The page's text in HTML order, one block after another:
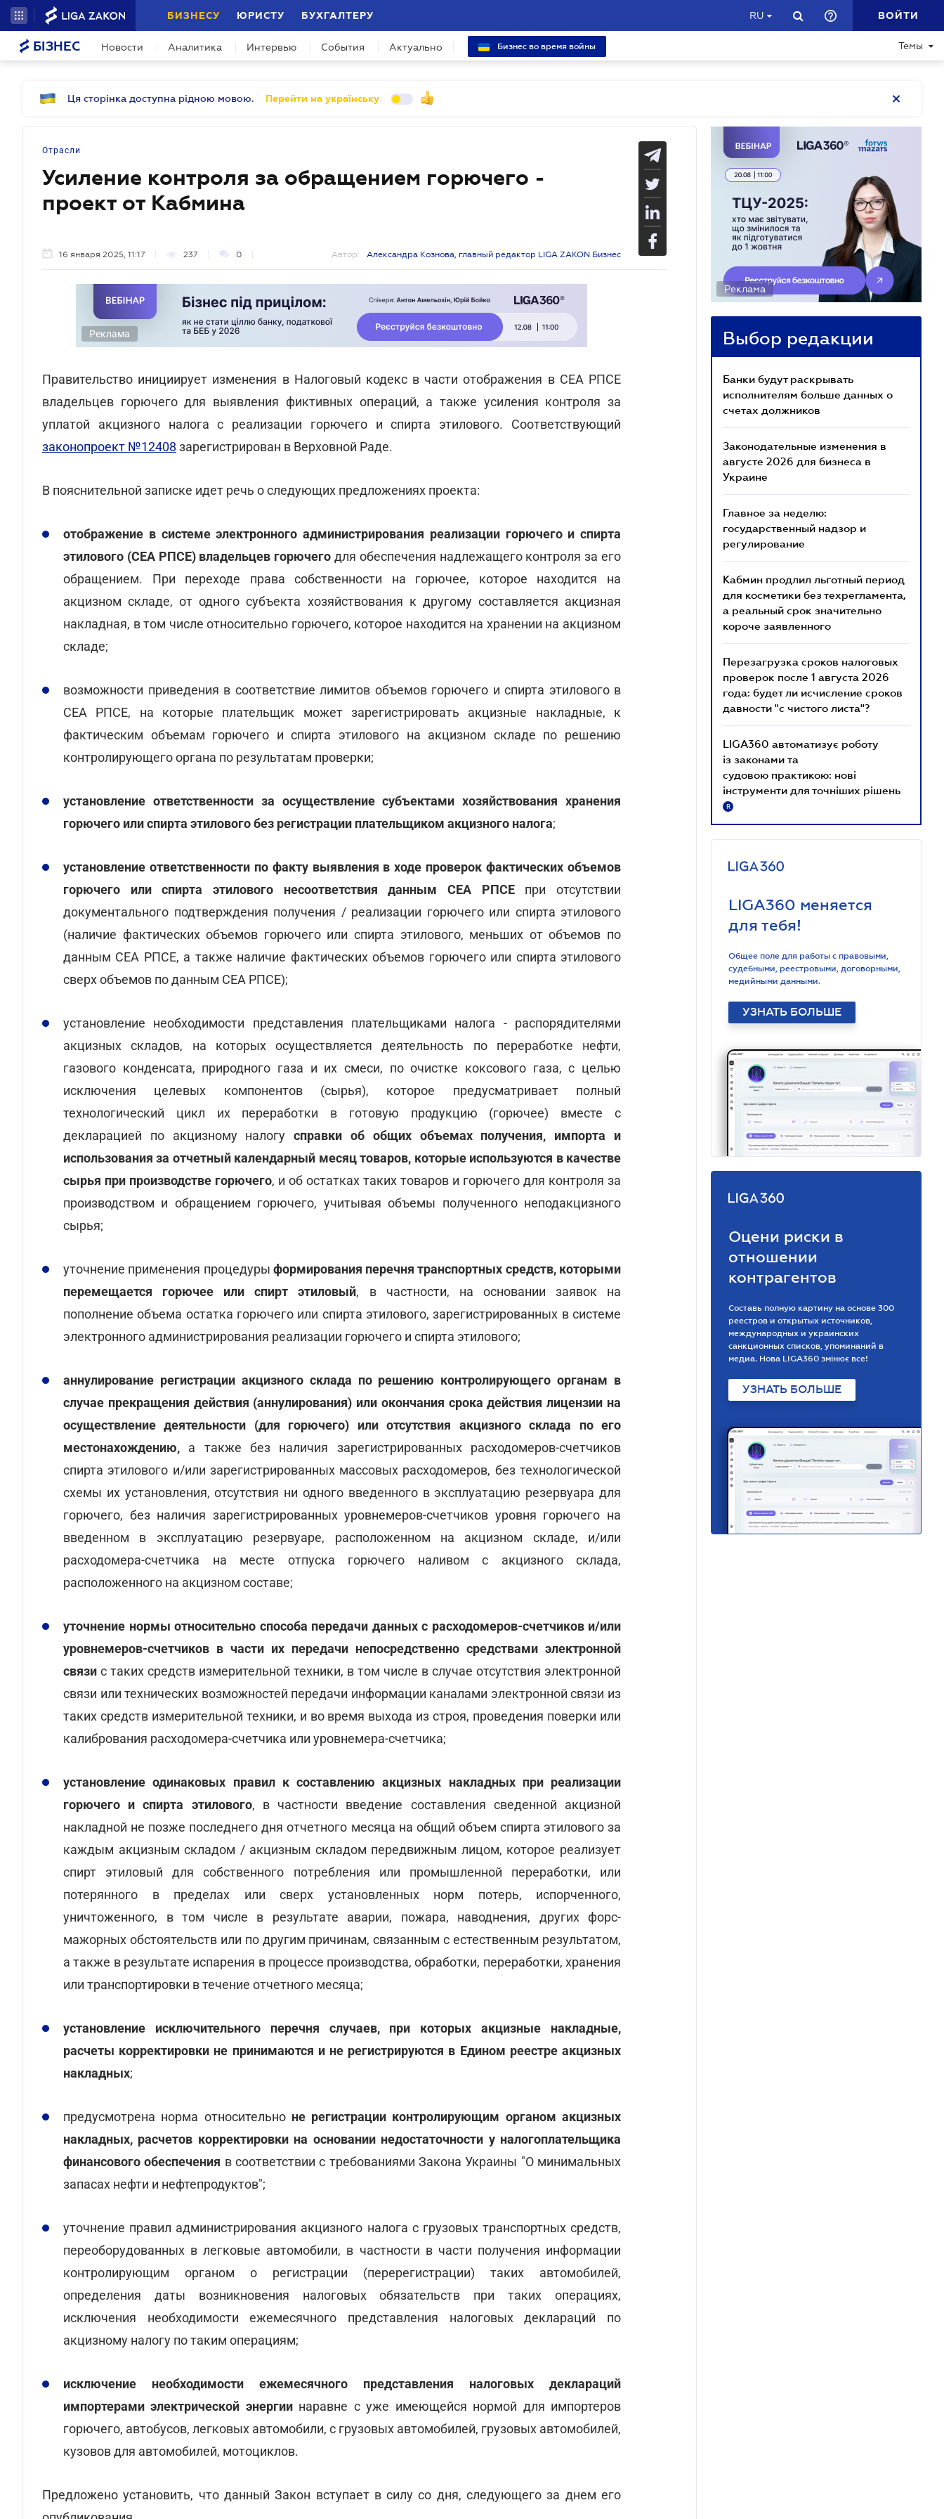
БИЗНЕСУ ЮРИСТУ БУХГАЛТЕРУ RU ВОЙТИ
БІЗНЕС Новости Аналитика Интервью События Актуально Бизнес во время войны Темы
Ця сторінка доступна рідною мовою. Перейти на українську
Отрасли
Усиление контроля за обращением горючего -
проект от Кабмина
16 января 2025, 11:17 237 0 Автор: Александра Кознова, главный редактор LIGA ZAKON Бизнес
Реклама
Правительство инициирует изменения в Налоговый кодекс в части отображения в СЕА РПСЕ
владельцев горючего для выявления фиктивных операций, а также усиления контроля за
уплатой акцизного налога с реализации горючего и спирта этилового. Соответствующий
законопроект №12408 зарегистрирован в Верховной Раде.
В пояснительной записке идет речь о следующих предложениях проекта:
отображение в системе электронного администрирования реализации горючего и спирта
этилового (СЕА РПСЕ) владельцев горючего для обеспечения надлежащего контроля за его
обращением. При переходе права собственности на горючее, которое находится на
акцизном складе, от одного субъекта хозяйствования к другому составляется акцизная
накладная, в том числе относительно горючего, которое находится на хранении на акцизном
складе;
возможности приведения в соответствие лимитов объемов горючего и спирта этилового в
СЕА РПСЕ, на которые плательщик может зарегистрировать акцизные накладные, к
фактическим объемам горючего и спирта этилового на акцизном складе по решению
контролирующего органа по результатам проверки;
установление ответственности за осуществление субъектами хозяйствования хранения
горючего или спирта этилового без регистрации плательщиком акцизного налога;
установление ответственности по факту выявления в ходе проверок фактических объемов
горючего или спирта этилового несоответствия данным СЕА РПСЕпри отсутствии
документального подтверждения получения / реализации горючего или спирта этилового
(наличие фактических объемов горючего или спирта этилового, меньших от объемов по
данным СЕА РПСЕ, а также наличие фактических объемов горючего или спирта этилового
сверх объемов по данным СЕА РПСЕ);
установление необходимости представления плательщиками налога - распорядителями
акцизных складов, на которых осуществляется деятельность по переработке нефти,
газового конденсата, природного газа и их смеси, по очистке коксового газа, с целью
исключения целевых компонентов (сырья), которое предусматривает полный
технологический цикл их переработки в готовую продукцию (горючее) вместе с
декларацией по акцизному налогусправки об общих объемах получения, импорта и
использования за отчетный календарный месяц товаров, которые используются в качестве
сырья при производстве горючего, и об остатках таких товаров и горючего для контроля за
производством и обращением горючего, учитывая объемы полученного неподакцизного
сырья;
уточнение применения процедуры формирования перечня транспортных средств, которыми
перемещается горючее или спирт этиловый, в частности, на основании заявок на
пополнение объема остатка горючего или спирта этилового, зарегистрированных в системе
электронного администрирования реализации горючего и спирта этилового;
аннулирование регистрации акцизного склада по решению контролирующего органам в
случае прекращения действия (аннулирования) или окончания срока действия лицензии на
осуществление деятельности (для горючего) или отсутствия акцизного склада по его
местонахождению, а также без наличия зарегистрированных расходомеров-счетчиков
спирта этилового и/или зарегистрированных массовых расходомеров, без технологической
схемы их установления, отсутствия ни одного введенного в эксплуатацию резервуара для
горючего, без наличия зарегистрированных уровнемеров-счетчиков уровня горючего на
введенном в эксплуатацию резервуаре, расположенном на акцизном складе, и/или
расходомера-счетчика на месте отпуска горючего наливом с акцизного склада,
расположенного на акцизном составе;
уточнение нормы относительно способа передачи данных с расходомеров-счетчиков и/или
уровнемеров-счетчиков в части их передачи непосредственно средствами электронной
связи с таких средств измерительной техники, в том числе в случае отсутствия электронной
связи или технических возможностей передачи информации каналами электронной связи из
таких средств измерительной техники, и во время выхода из строя, проведения поверки или
калибрования расходомера-счетчика или уровнемера-счетчика;
установление одинаковых правил к составлению акцизных накладных при реализации
горючего и спирта этилового, в частности введение составления сведенной акцизной
накладной не позже последнего дня отчетного месяца на общий объем спирта этилового за
каждым акцизным складом / акцизным складом передвижным лицом, которое реализует
спирт этиловый для собственного потребления или промышленной переработки, или
потерянного в пределах или сверх установленных норм потерь, испорченного,
уничтоженного, в том числе в результате аварии, пожара, наводнения, других форс-
мажорных обстоятельств или по другим причинам, связанным с естественным результатом,
а также в результате испарения в процессе производства, обработки, переработки, хранения
или транспортировки в течение отчетного месяца;
установление исключительного перечня случаев, при которых акцизные накладные,
расчеты корректировки не принимаются и не регистрируются в Едином реестре акцизных
накладных;
предусмотрена норма относительно не регистрации контролирующим органом акцизных
накладных, расчетов корректировки на основании недостаточности у налогоплательщика
финансового обеспечения в соответствии с требованиями Закона Украины "О минимальных
запасах нефти и нефтепродуктов";
уточнение правил администрирования акцизного налога с грузовых транспортных средств,
переоборудованных в легковые автомобили, в частности в части получения информации
контролирующим органом о регистрации (перерегистрации) таких автомобилей,
определения даты возникновения налоговых обязательств при таких операциях,
исключения необходимости ежемесячного представления налоговых деклараций по
акцизному налогу по таким операциям;
исключение необходимости ежемесячного представления налоговых деклараций
импортерами электрической энергии наравне с уже имеющейся нормой для импортеров
горючего, автобусов, легковых автомобили, с грузовых автомобилей, грузовых автомобилей,
кузовов для автомобилей, мотоциклов.
Предложено установить, что данный Закон вступает в силу со дня, следующего за днем его
Реклама
Выбор редакции
Банки будут раскрывать
исполнителям больше данных о
счетах должников
Законодательные изменения в
августе 2026 для бизнеса в
Украине
Главное за неделю:
государственный надзор и
регулирование
Кабмин продлил льготный период
для косметики без техрегламента,
а реальный срок значительно
короче заявленного
Перезагрузка сроков налоговых
проверок после 1 августа 2026
года: будет ли исчисление сроков
давности "с чистого листа"?
LIGA360 автоматизує роботу
із законами та
судовою практикою: нові
інструменти для точніших рішень
R
LIGA360 меняется
для тебя!
Общее поле для работы с правовыми,
судебными, реестровыми, договорными,
медийными данными.
УЗНАТЬ БОЛЬШЕ
Оцени риски в
отношении
контрагентов
Составь полную картину на основе 300
реестров и открытых источников,
международных и украинских
санкционных списков, упоминаний в
медиа. Нова LIGA360 змінює все!
УЗНАТЬ БОЛЬШЕ